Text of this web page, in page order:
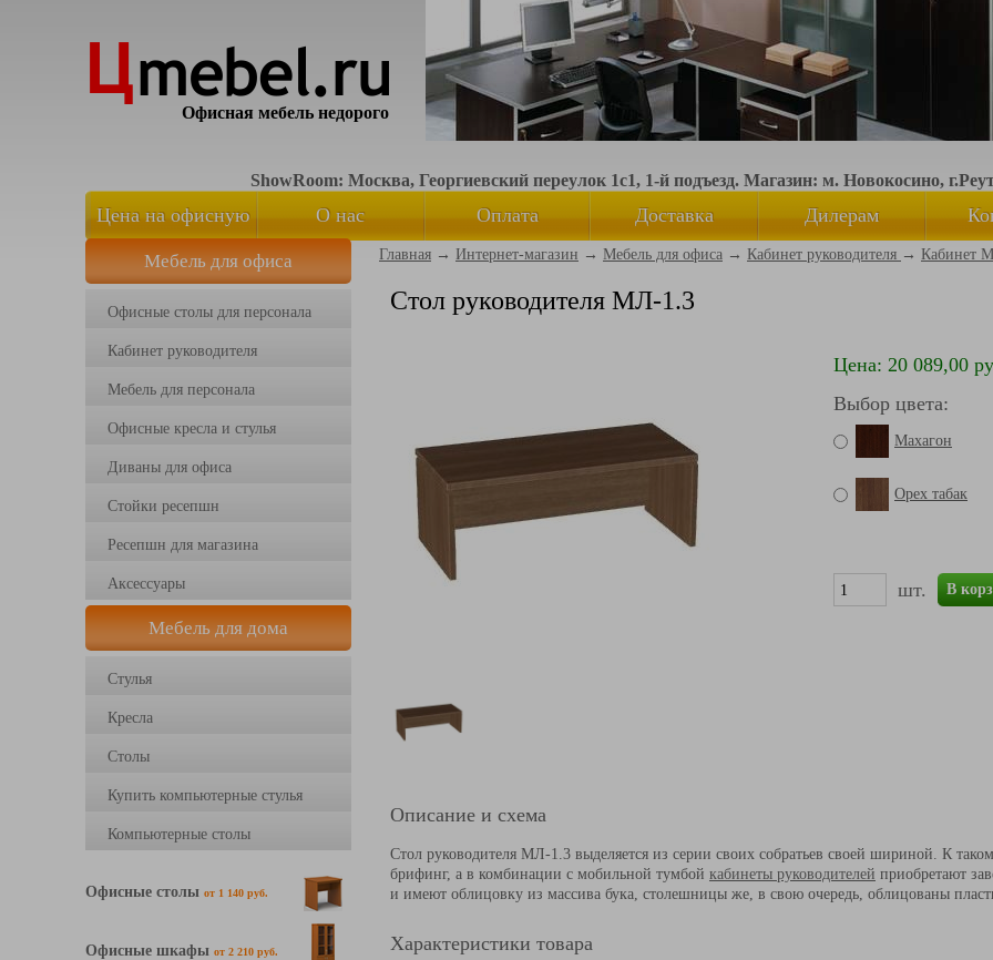
Офисная мебель недорого
ShowRoom: Москва, Георгиевский переулок 1с1, 1-й подъезд. Магазин: м. Новокосино,
Цена на офисную
мебель
О нас Оплата Доставка Дилерам
Мебель для офиса
Офисные столы для персонала
Кабинет руководителя
Мебель для персонала
Офисные кресла и стулья
Диваны для офиса
Стойки ресепшн
Ресепшн для магазина
Аксессуары
Мебель для дома
Стулья
Кресла
Столы
Купить компьютерные стулья
Компьютерные столы
Офисные столы от 1 140 руб.
Офисные шкафы от 2 210 руб.
Главная → Интернет-магазин → Мебель для офиса → Кабинет руководителя → Кабинет
Стол руководителя МЛ-1.3
Цена: 20 089,00
Выбор цвета:
Махагон
Орех табак
шт. В
Описание и схема
Стол руководителя МЛ-1.3 выделяется из серии своих собратьев своей шириной. К
брифинг, а в комбинации с мобильной тумбой кабинеты руководителей приобретают
и имеют облицовку из массива бука, столешницы же, в свою очередь, облицованы
Характеристики товара